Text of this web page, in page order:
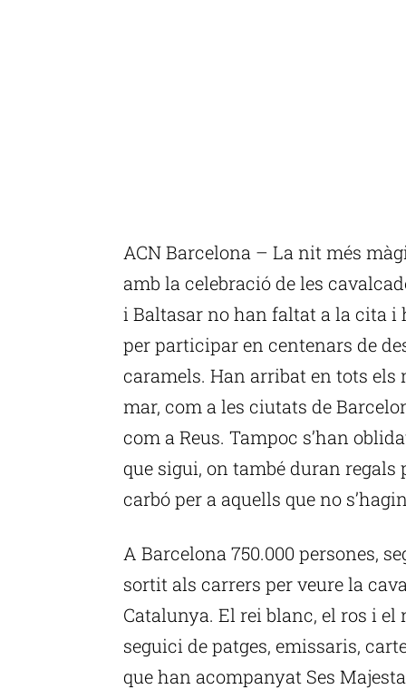
ACN Barcelona – La nit més
amb la celebració de les
i Baltasar no han faltat a la cita i
per participar en centenars de
caramels. Han arribat en tots
mar, com a les ciutats de
com a Reus. Tampoc s’han
que sigui, on també duran
carbó per a aquells que no
A Barcelona 750.000 persones,
sortit als carrers per veure la
Catalunya. El rei blanc, el ros i
seguici de patges, emissaris,
que han acompanyat Ses